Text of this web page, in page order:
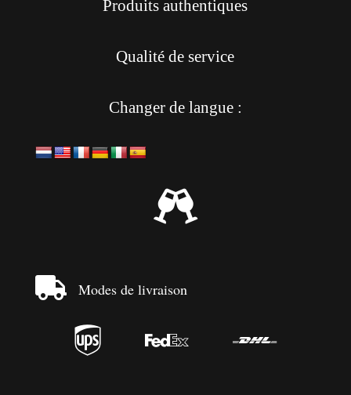
Produits authentiques
Qualité de service
Changer de langue :

 Modes de livraison
  